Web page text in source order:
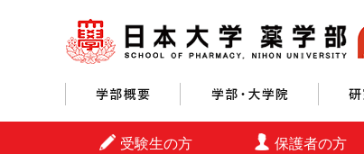
受験生の方 保護者の方